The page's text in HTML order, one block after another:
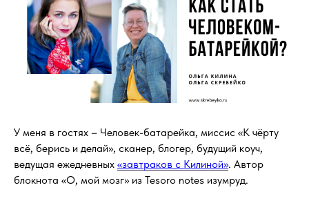
У меня в гостях – Человек-батарейка, миссис «К чёрту
всё, берись и делай», сканер, блогер, будущий коуч,
ведущая ежедневных «завтраков с Килиной». Автор
блокнота «О, мой мозг» из Tesoro notes изумруд.